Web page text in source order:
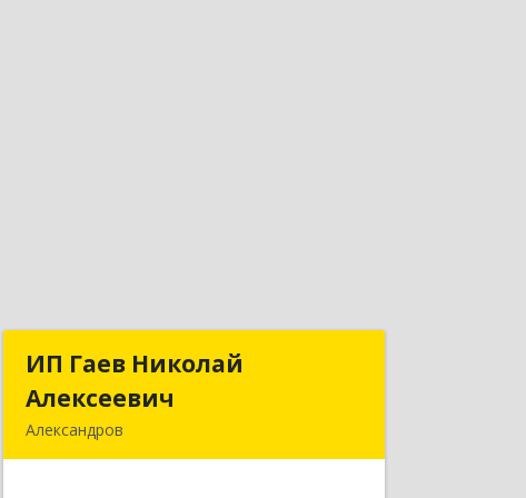
ИП Гаев Николай
Алексеевич
Александров
ИП Гаев Николай